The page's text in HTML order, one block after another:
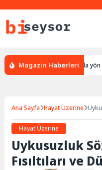
Magazin Haberleri
hayvanlarda yön duygusu
Ana Sayfa Hayat Üzerine
Hayat Üzerine
Uykusuzluk
Fısıltıları ve